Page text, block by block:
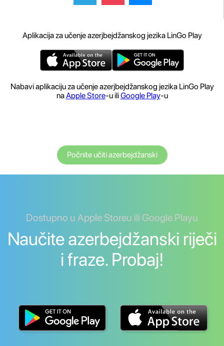
Aplikacija za učenje azerjbejdžanskog jezika LinGo Play
Nabavi aplikaciju za učenje azerjbejdžanskog jezika LinGo Play
naApple Store-u iliGoogle Play-u
Počnite učiti azerbejdžanski
Dostupno u Apple Storeu ili Google Playu
Naučite azerbejdžanski riječi
i fraze. Probaj!